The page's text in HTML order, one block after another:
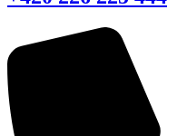
Servis a infolinka
+420 226 225 444